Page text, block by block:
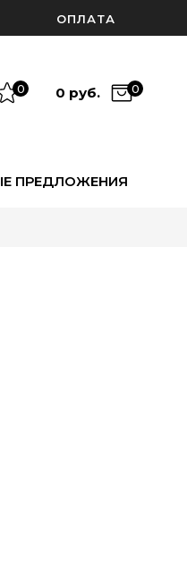
ОПЛАТА
0 0 руб. 0
ПРЕДЛОЖЕНИЯ